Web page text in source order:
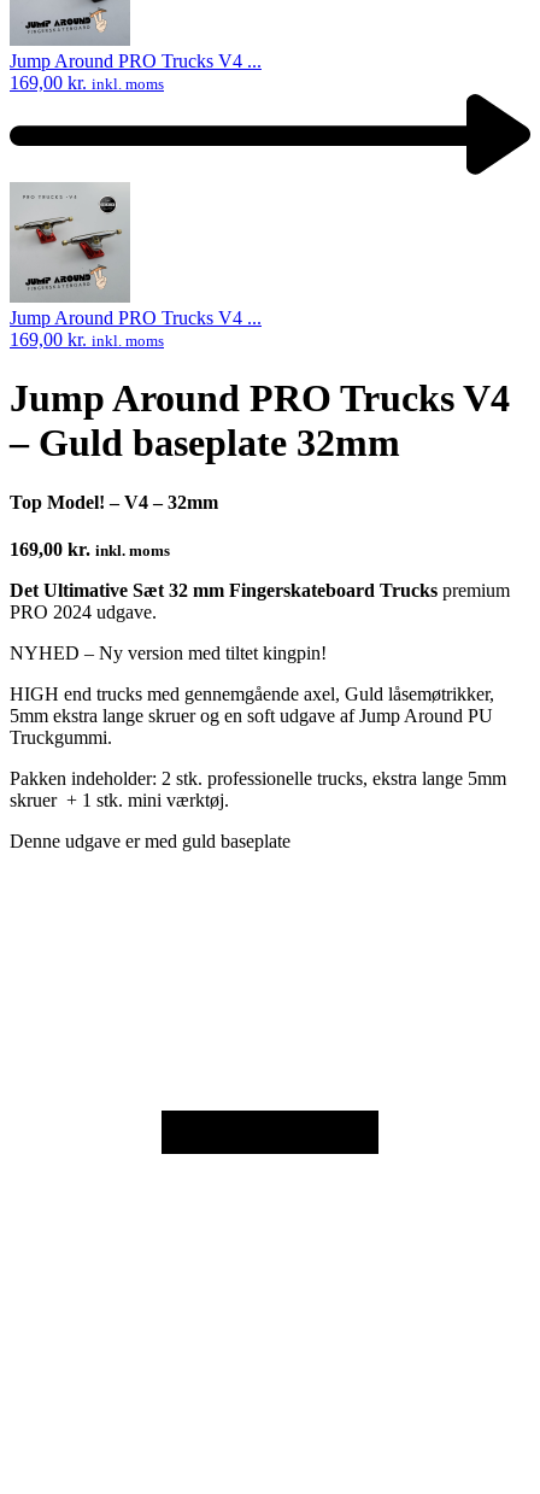
Jump Around PRO Trucks V4 ...
169,00 kr. inkl. moms
Next
product:
Jump Around PRO Trucks V4 ...
169,00 kr. inkl. moms
Jump Around PRO Trucks V4
– Guld baseplate 32mm
Top Model! – V4 – 32mm
169,00 kr. inkl. moms
Det Ultimative Sæt 32 mm Fingerskateboard Trucks premium
PRO 2024 udgave.
NYHED – Ny version med tiltet kingpin!
HIGH end trucks med gennemgående axel, Guld låsemøtrikker,
5mm ekstra lange skruer og en soft udgave af Jump Around PU
Truckgummi.
Pakken indeholder: 2 stk. professionelle trucks, ekstra lange 5mm
skruer + 1 stk. mini værktøj.
Denne udgave er med guld baseplate